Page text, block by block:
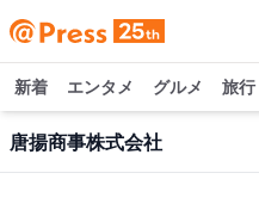
新着 エンタメ グルメ 旅行
唐揚商事株式会社